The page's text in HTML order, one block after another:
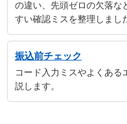
の違い、先頭ゼロの欠落な
すい確認ミスを整理しまし
振込前チェック
コード入力ミスやよくある
説します。